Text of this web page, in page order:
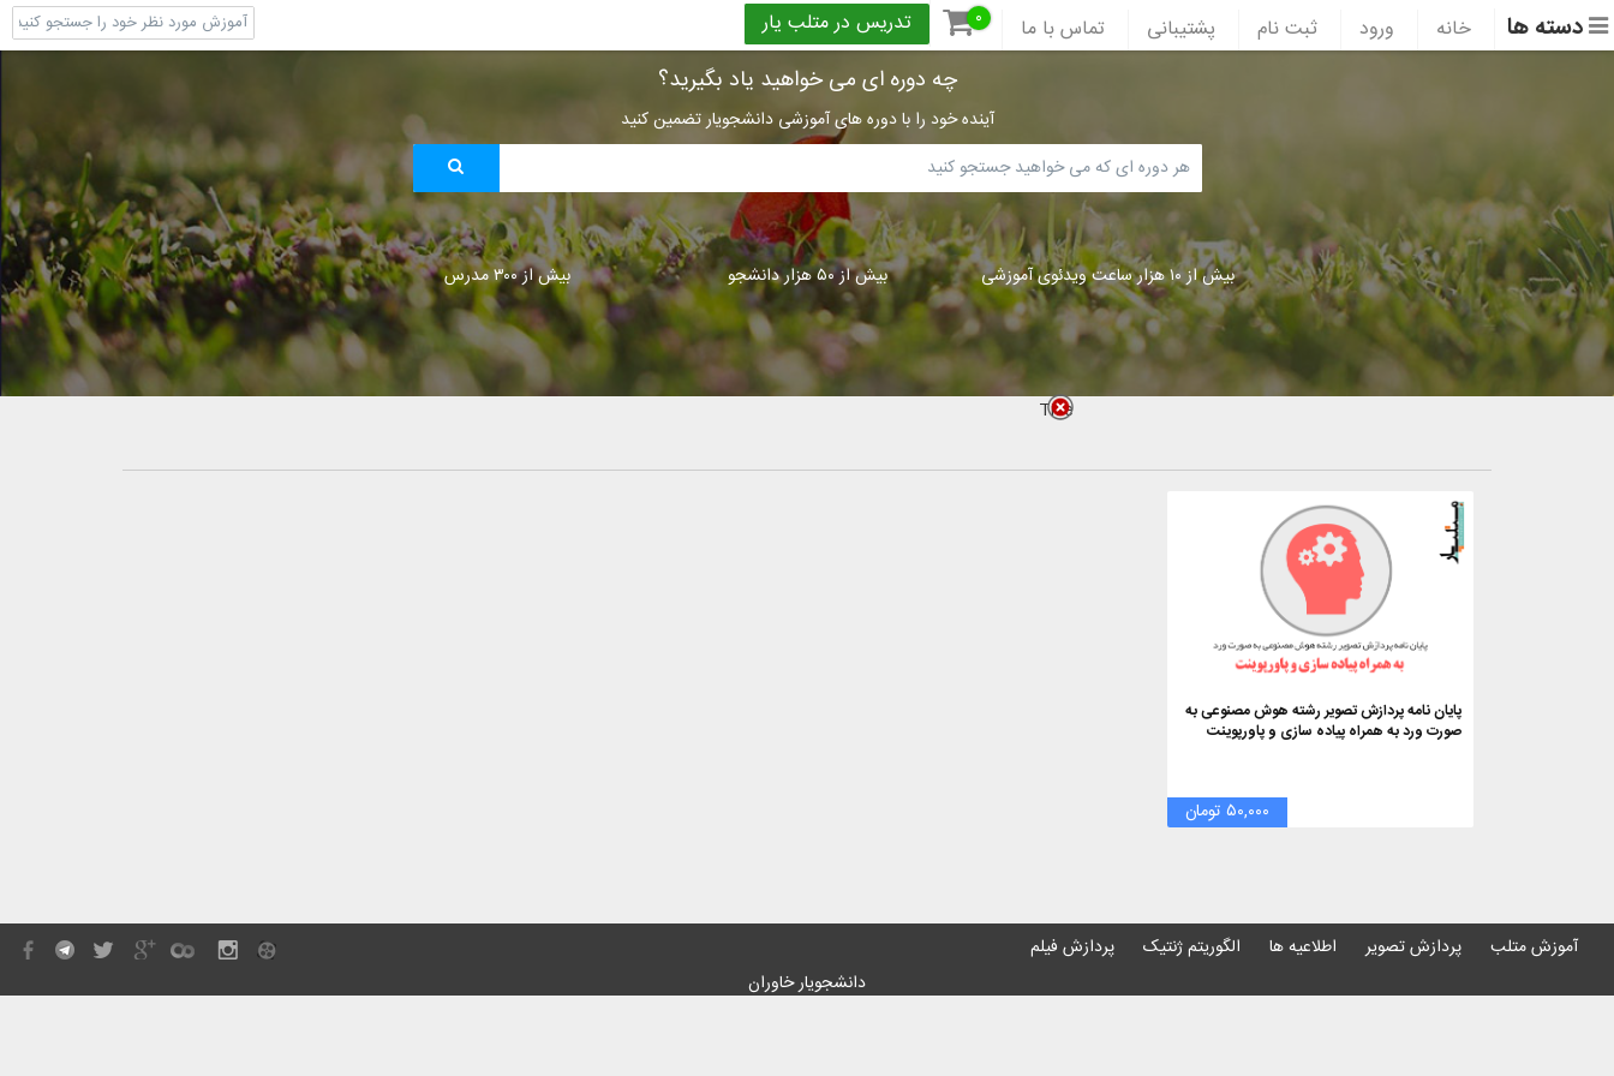
دسته ها خانه ورود ثبت نام پشتیبانی تماس با ما ۰ تدریس در متلب یار
چه دوره ای می خواهید یاد بگیرید؟
آینده خود را با دوره های آموزشی دانشجویار تضمین کنید
بیش از ۱۰ هزار ساعت ویدئوی آموزشی بیش از ۵۰ هزار دانشجو بیش از ۳۰۰ مدرس
پایان نامه پردازش تصویر رشته هوش مصنوعی به
صورت ورد به همراه پیاده سازی و پاورپوینت
۵۰,۰۰۰ تومان
Title
آموزش متلب پردازش تصویر اطلاعیه ها الگوریتم ژنتیک
پردازش فیلم
دانشجویار خاوران